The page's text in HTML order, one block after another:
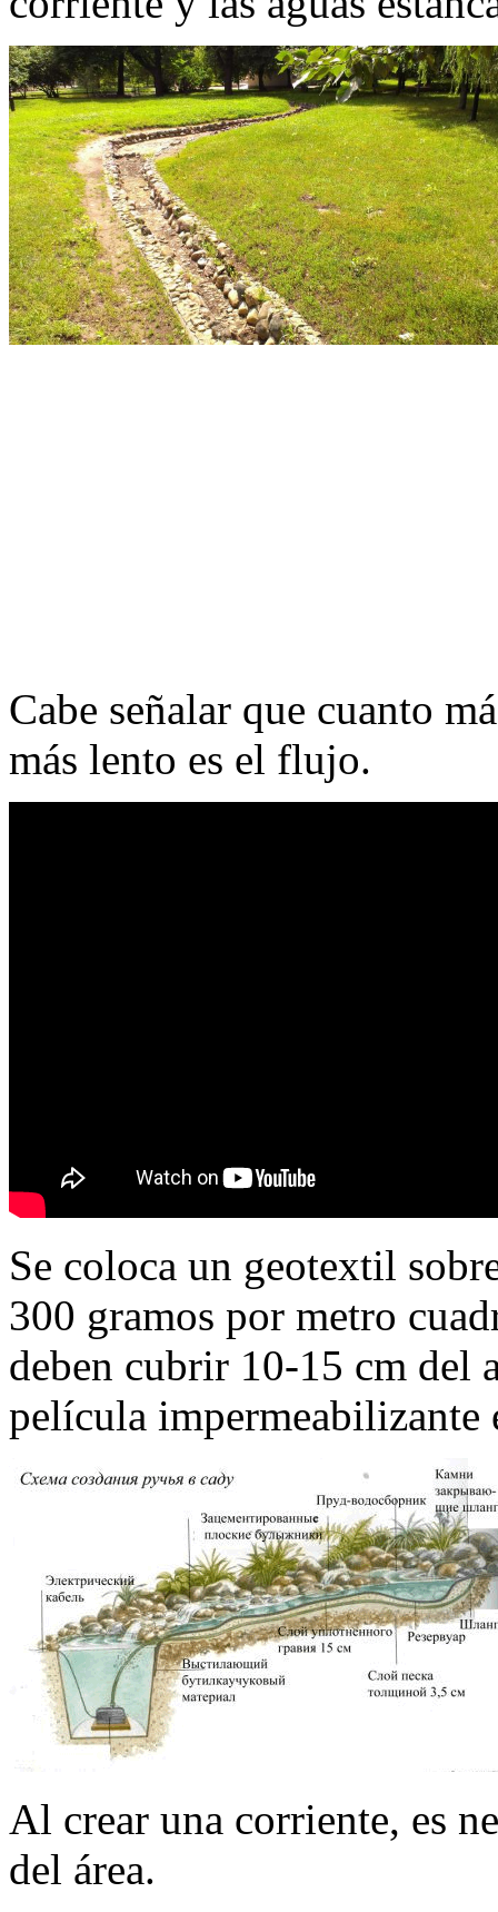
Cabe señalar que cuanto
más lento es el flujo.
Se coloca un geotextil
300 gramos por metro
deben cubrir 10-15 cm del
película impermeabilizante
Al crear una corriente, es
del área.